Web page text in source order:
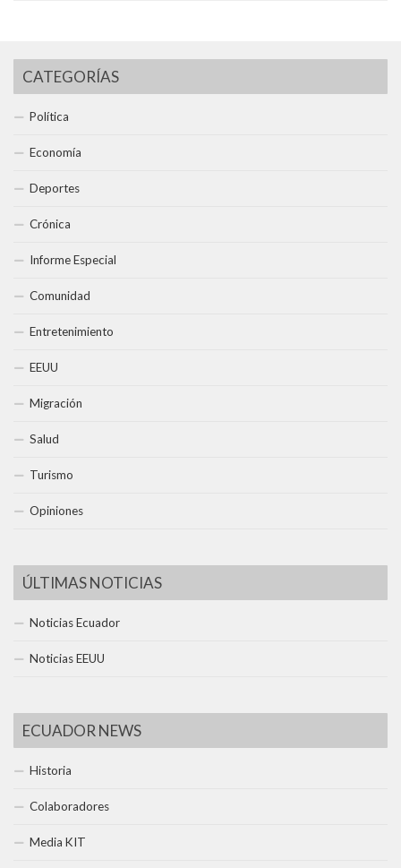
CATEGORÍAS
Política
Economía
Deportes
Crónica
Informe Especial
Comunidad
Entretenimiento
EEUU
Migración
Salud
Turismo
Opiniones
ÚLTIMAS NOTICIAS
Noticias Ecuador
Noticias EEUU
ECUADOR NEWS
Historia
Colaboradores
Media KIT